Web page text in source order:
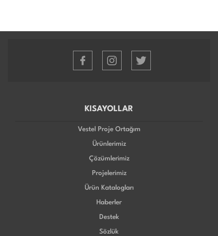
KISAYOLLAR
Vestel Proje Ortağım
Ürünlerimiz
Çözümlerimiz
Projelerimiz
Ürün Katalogları
Haberler
Destek
Sözlük